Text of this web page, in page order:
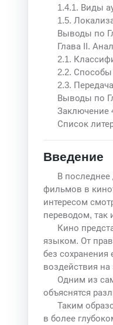
1.4.1. Виды
1.5.
Выводы по
Глава II.
2.1.
2.2. Способы
2.3.
Выводы по
Заключение
Список
Введение
В последнее
фильмов в
интересом
переводом, так
Кино
языком. От
без
воздействия на
Одним из
объяснятся
Таким
в более